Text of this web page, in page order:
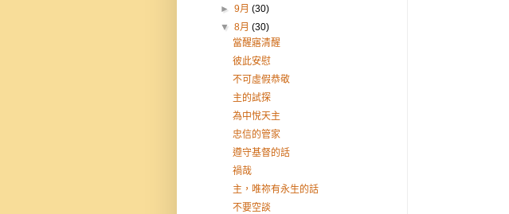
►9月(30)
▼8月(30)
當醒寤清醒
彼此安慰
不可虛假恭敬
主的試探
為中悅天主
忠信的管家
遵守基督的話
禍哉
主，唯祢有永生的話
不要空談